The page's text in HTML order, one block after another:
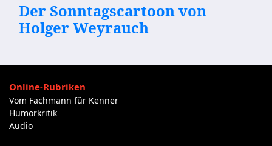
Der Sonntagscartoon von
Holger Weyrauch
Online-Rubriken
Vom Fachmann für Kenner
Humorkritik
Audio